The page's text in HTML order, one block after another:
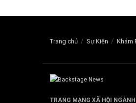
Trang chủ Sự Kiện Khám
TRANG MẠNG XÃ HỘI